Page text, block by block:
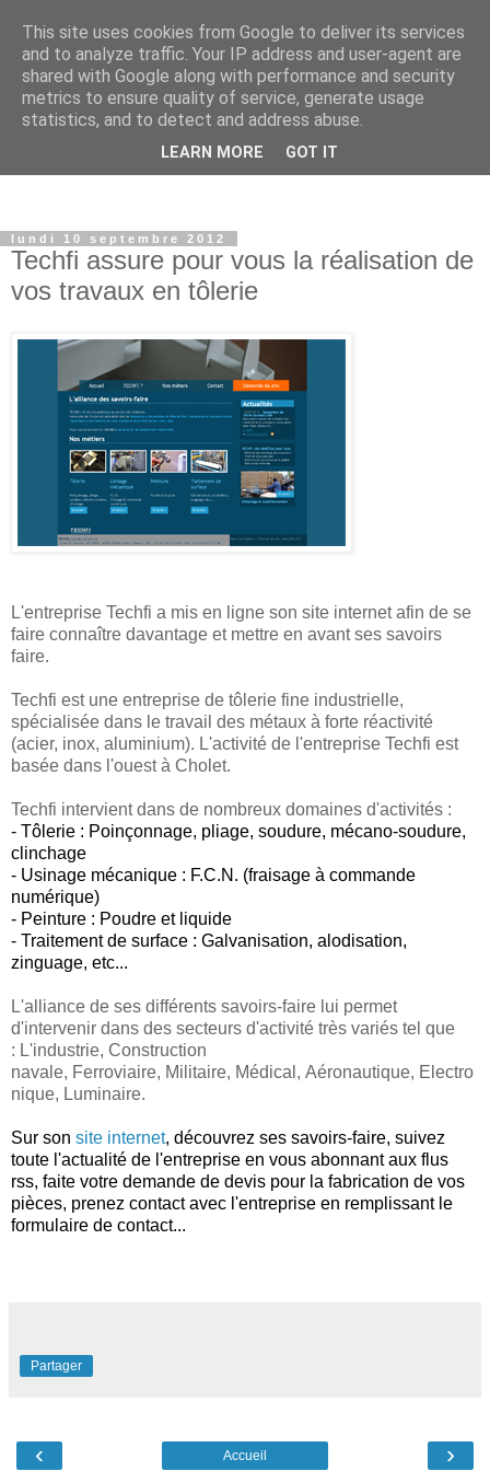
lundi 10 septembre 2012
Techfi assure pour vous la réalisation de
vos travaux en tôlerie
L'entreprise Techfi a mis en ligne son site internet afin de se
faire connaître davantage et mettre en avant ses savoirs
faire.
Techfi est une entreprise de tôlerie fine industrielle,
spécialisée dans le travail des métaux à forte réactivité
(acier, inox, aluminium). L'activité de l'entreprise Techfi est
basée dans l'ouest à Cholet.
Techfi intervient dans de nombreux domaines d'activités :
- Tôlerie : Poinçonnage, pliage, soudure, mécano-soudure,
clinchage
- Usinage mécanique : F.C.N. (fraisage à commande
numérique)
- Peinture : Poudre et liquide
- Traitement de surface : Galvanisation, alodisation,
zinguage, etc...
L'alliance de ses différents savoirs-faire lui permet
d'intervenir dans des secteurs d'activité très variés tel que
: L'industrie, Construction
navale, Ferroviaire, Militaire, Médical, Aéronautique, Electro
nique, Luminaire.
Sur son site internet, découvrez ses savoirs-faire, suivez
toute l'actualité de l'entreprise en vous abonnant aux flus
rss, faite votre demande de devis pour la fabrication de vos
pièces, prenez contact avec l'entreprise en remplissant le
formulaire de contact...
Partager
‹ ›
Accueil
This site uses cookies from Google to deliver its services
and to analyze traffic. Your IP address and user-agent are
shared with Google along with performance and security
metrics to ensure quality of service, generate usage
statistics, and to detect and address abuse.
LEARN MORE GOT IT